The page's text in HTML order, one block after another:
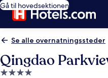
Gå til hovedsektionen
Se alle overnatningssteder
Qingdao
4.0-